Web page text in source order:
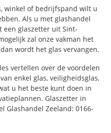
winkel of bedrijfspand wilt u
Als u met glashandel
een glaszetter uit Sint-
zal onze vakman het
wordt het glas vervangen.
vertellen over de voordelen
enkel glas, veiligheidsglas,
u het beste kunt doen in
Glaszetter in
Glashandel Zeeland: 0166-